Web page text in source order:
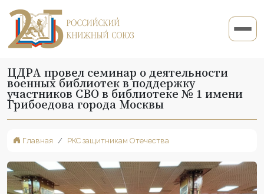
ЦДРА провел семинар о деятельности
военных библиотек в поддержку
участников СВО в библиотеке № 1 имени
Грибоедова города Москвы
Главная РКС защитникам Отечества